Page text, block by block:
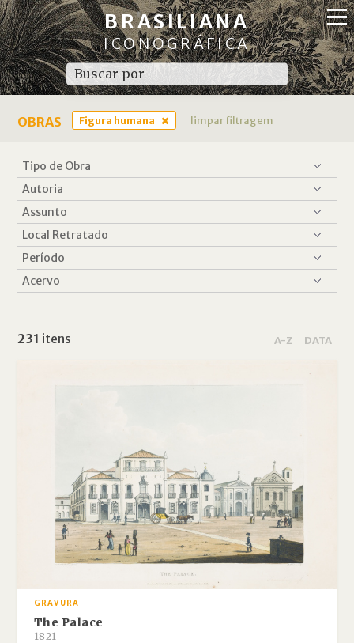
BRASILIANA
ICONOGRÁFICA
OBRAS Figura humana limpar filtragem
231 itens A-Z DATA
GRAVURA
The Palace
1821